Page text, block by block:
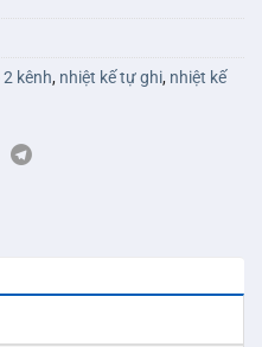
kênh, nhiệt kế tự ghi, nhiệt kế